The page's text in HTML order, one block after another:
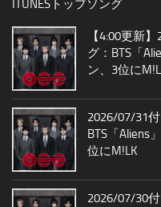
ITUNESトップソング
【4:00更新
グ：BTS「
ン、3位に
2026/07/31
BTS「Aliens
位にM!LK
2026/07/30